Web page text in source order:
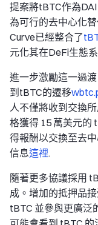
提案將tBTC作為
為可行的去中心化
Curve已經整合了
元化其在DeFi生態
進一步激勵這一過
到tBTC的遷移
人不僅將收到交換
格獲得 15 萬美元的
得報酬以交換至去
信息這裡.
隨著更多協議採用
成。增加的抵押品
tBTC 並參與更廣泛